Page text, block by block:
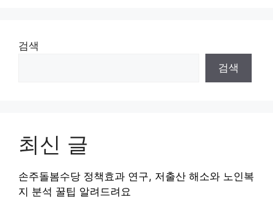
검색
검색
최신 글
손주돌봄수당 정책효과 연구, 저출산 해소와 노인복
지 분석 꿀팁 알려드려요